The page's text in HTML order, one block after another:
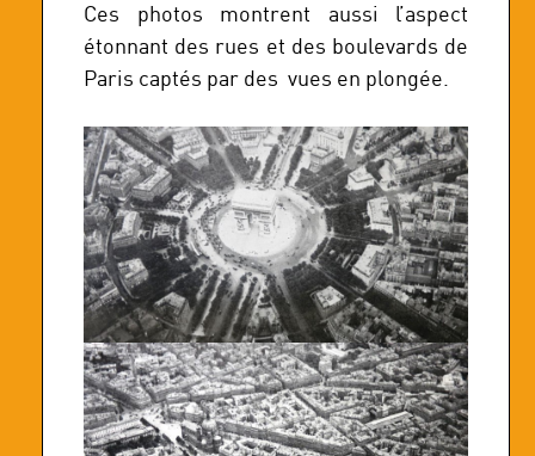
Ces photos montrent aussi l’aspect
étonnant des rues et des boulevards de
Paris captés par des vues en plongée.